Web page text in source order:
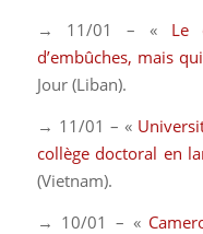
→ 11/01 – « Le
d’embûches, mais
Jour (Liban).
→ 11/01 – «
collège doctoral en
(Vietnam).
→ 10/01 – «